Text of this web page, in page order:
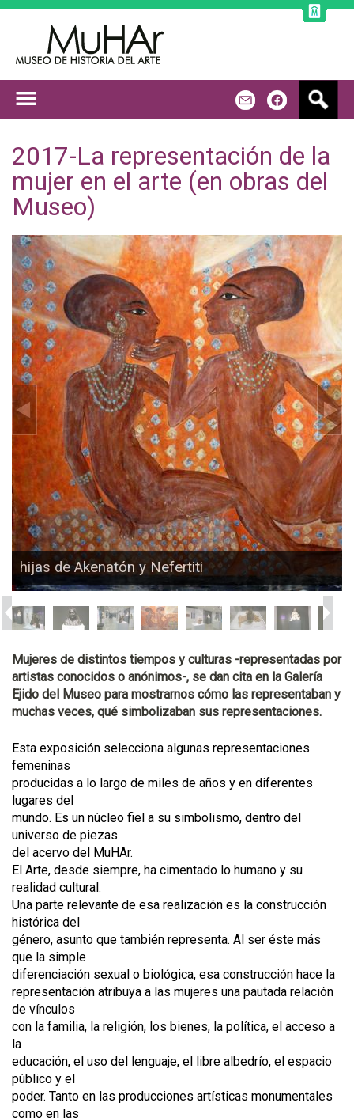
2017-La representación de la
mujer en el arte (en obras del
Museo)
hijas de Akenatón y Nefertiti
Mujeres de distintos tiempos y culturas -representadas por
artistas conocidos o anónimos-, se dan cita en la Galería
Ejido del Museo para mostrarnos cómo las representaban y
muchas veces, qué simbolizaban sus representaciones.
Esta exposición selecciona algunas representaciones
femeninas
producidas a lo largo de miles de años y en diferentes
lugares del
mundo. Es un núcleo fiel a su simbolismo, dentro del
universo de piezas
del acervo del MuHAr.
El Arte, desde siempre, ha cimentado lo humano y su
realidad cultural.
Una parte relevante de esa realización es la construcción
histórica del
género, asunto que también representa. Al ser éste más
que la simple
diferenciación sexual o biológica, esa construcción hace la
representación atribuya a las mujeres una pautada relación
de vínculos
con la familia, la religión, los bienes, la política, el acceso a
la
educación, el uso del lenguaje, el libre albedrío, el espacio
público y el
poder. Tanto en las producciones artísticas monumentales
como en las
s
a
r